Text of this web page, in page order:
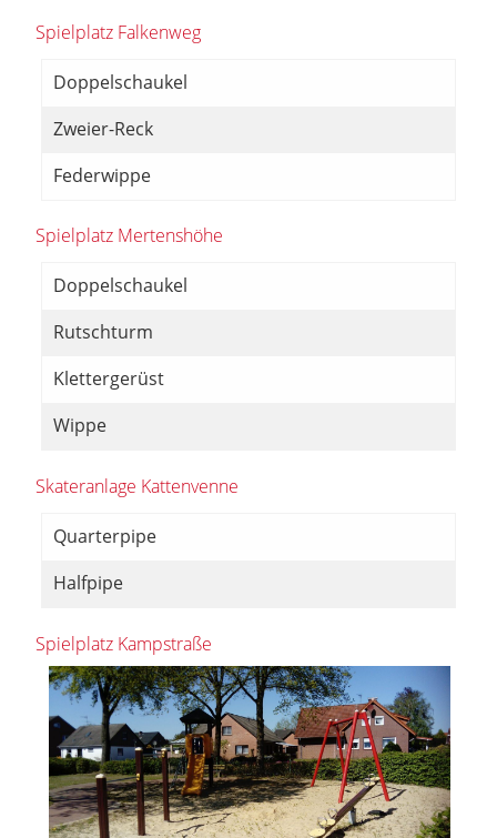
Spielplatz Falkenweg
Doppelschaukel
Zweier-Reck
Federwippe
Spielplatz Mertenshöhe
Doppelschaukel
Rutschturm
Klettergerüst
Wippe
Skateranlage Kattenvenne
Quarterpipe
Halfpipe
Spielplatz Kampstraße